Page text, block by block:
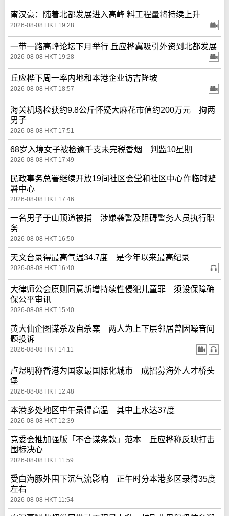
甯汉豪：随着北都发展进入高峰 料工程量将持续上升
2026-08-08 HKT 19:28
一带一路高峰论坛下月举行 丘应桦冀吸引外资到北都发展
2026-08-08 HKT 19:28
丘应桦下周一率内地和本港企业访吉隆坡
2026-08-08 HKT 18:57
海关机场检获约9.8公斤怀疑大麻花市值约200万元 拘两
男子
2026-08-08 HKT 17:51
68岁入境女子被检逾千支未完税香烟 判监10星期
2026-08-08 HKT 17:49
民政事务总署继续开放19间社区会堂和社区中心作临时避
暑中心
2026-08-08 HKT 17:46
一名男子于山顶道被捕 涉嫌袭警及阻碍警务人员执行职
务
2026-08-08 HKT 16:50
天文台录得最高气温34.7度 是今年以来最高纪录
2026-08-08 HKT 16:40
大律师公会原则同意新增持续性侵犯儿童罪 须设保障确
保公平审讯
2026-08-08 HKT 15:40
黄大仙企图谋杀及自杀案 两人为上下层邻居曾因噪音问
题投诉
2026-08-08 HKT 14:11
卢煜明称香港为国家最国际化城市 成招募海外人才桥头
堡
2026-08-08 HKT 12:48
本港多处地区中午录得高温 其中上水达37度
2026-08-08 HKT 12:39
竞委会推加强版「不合谋条款」范本 丘应桦称反映打击
围标决心
2026-08-08 HKT 11:59
受白海豚外围下沉气流影响 正午时分本港多区录得35度
左右
2026-08-08 HKT 11:54